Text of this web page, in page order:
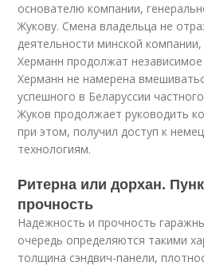
основателю компании,
Жукову. Смена владельца не
деятельности минской
Херманн продолжат
Херманн не намерена
успешного в Беларуссии
Жуков продолжает руководить
при этом, получил доступ к
технологиям.
Ритерна или дорхан.
прочность
Надежность и прочность
очередь определяются такими
толщина сэндвич-панели,